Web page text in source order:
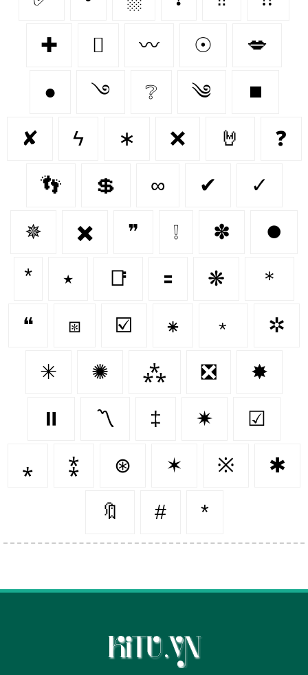
✚ 🫆 〰 ☉ 💋
● ࿓ ❔ ༄ ⏹️
✘ ϟ ∗ ❌ 🤘 ❓
👣 💲 ∞ ✔ ✓
✵ ✖️ ❞ ❕ ✽ ⏺️
٭ 📑 🟰 ❋ ＊
❝ ⧆ ☑️ ⁕ ﹡ ✲
✳ ✺ ⁂ ❎ ✸
⏸️ 〽 ‡ ✷ ☑
⁎ ⁑ ⊛ ✶ ※ ✱
🔖 # *